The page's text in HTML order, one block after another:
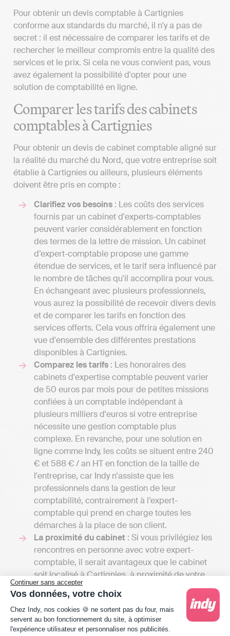
Continuer sans accepter
Vos données, votre choix
Plateforme de Gestion du Consentement :
Chez Indy, nos cookies 🍪 ne sortent pas du four, mais
servent au bon fonctionnement du site, à optimiser
l'expérience utilisateur et personnaliser nos publicités.
Pour obtenir un devis comptable à Cartignies
conforme aux standards du marché, il n'y a pas de
secret : il est nécessaire de comparer les tarifs et de
rechercher le meilleur compromis entre la qualité des
services et le prix. Si cela ne vous convient pas, vous
avez également la possibilité d'opter pour une
solution de comptabilité en ligne.
Comparer les tarifs des cabinets
comptables à Cartignies
Pour obtenir un devis de cabinet comptable aligné sur
la réalité du marché du Nord, que votre entreprise soit
établie à Cartignies ou ailleurs, plusieurs éléments
doivent être pris en compte :
Clarifiez vos besoins : Les coûts des services
fournis par un cabinet d'experts-comptables
peuvent varier considérablement en fonction
des termes de la lettre de mission. Un cabinet
d’expert-comptable propose une gamme
étendue de services, et le tarif sera influencé par
le nombre de tâches qu'il accomplira pour vous.
En échangeant avec plusieurs professionnels,
vous aurez la possibilité de recevoir divers devis
et de comparer les tarifs en fonction des
services offerts. Cela vous offrira également une
vue d'ensemble des différentes prestations
disponibles à Cartignies.
Comparez les tarifs : Les honoraires des
cabinets d'expertise comptable peuvent varier
de 50 euros par mois pour de petites missions
confiées à un comptable indépendant à
plusieurs milliers d'euros si votre entreprise
nécessite une gestion comptable plus
complexe. En revanche, pour une solution en
ligne comme Indy, les coûts se situent entre 240
€ et 588 € / an HT en fonction de la taille de
l'entreprise, car Indy n'assiste que les
professionnels dans la gestion de leur
comptabilité, contrairement à l’expert-
comptable qui prend en charge toutes les
démarches à la place de son client.
La proximité du cabinet : Si vous privilégiez les
rencontres en personne avec votre expert-
comptable, il serait avantageux que le cabinet
soit localisé à Cartignies, à proximité de votre
lieu de travail ou de résidence. Cependant, il ne
faut pas oublier la qualité du service au profit de
la commodité. Il peut parfois être plus judicieux
de solliciter un devis auprès d'un cabinet du